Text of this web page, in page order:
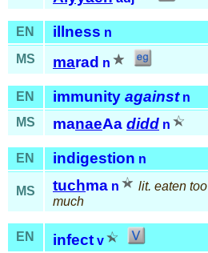
EN illness n
MS
marad n
EN immunity against n
MS
manaeAa didd n
EN indigestion n
MS tuchma n
lit. eaten too
much
EN infect v